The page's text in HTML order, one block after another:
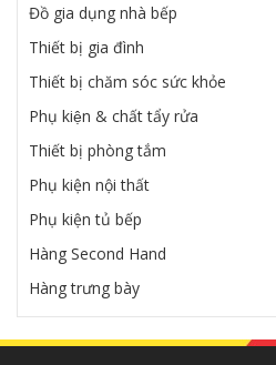
Đồ gia dụng nhà bếp
Thiết bị gia đình
Thiết bị chăm sóc sức khỏe
Phụ kiện & chất tẩy rửa
Thiết bị phòng tắm
Phụ kiện nội thất
Phụ kiện tủ bếp
Hàng Second Hand
Hàng trưng bày